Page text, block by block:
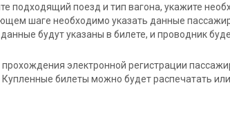
подходящий поезд и тип вагона, укажите
шаге необходимо указать данные
будут указаны в билете, и проводник
электронной регистрации
билеты можно будет распечатать